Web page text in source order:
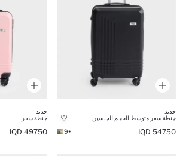
جديد
جنطة سفر متوسط الحجم للجنسين
54750 IQD
+9
جديد
جنطة سفر
49750 IQD